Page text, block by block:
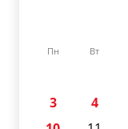
Пн Вт
3
4